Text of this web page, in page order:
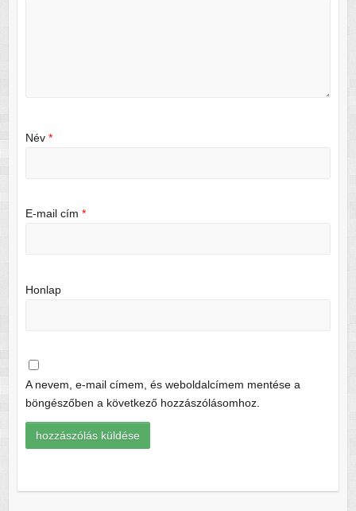
Név *
E-mail cím *
Honlap
A nevem, e-mail címem, és weboldalcímem mentése a
böngészőben a következő hozzászólásomhoz.